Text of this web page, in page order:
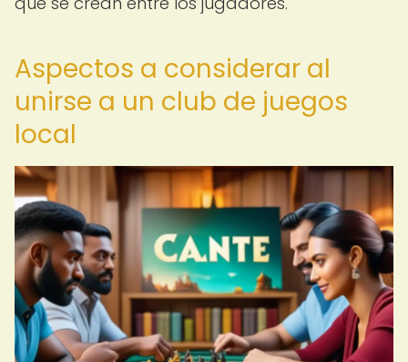
Aspectos a considerar al
unirse a un club de juegos
local